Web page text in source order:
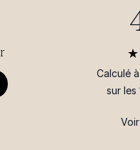
Calculé
sur les